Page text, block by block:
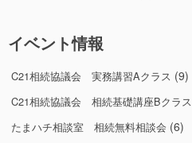
イベント情報
C21相続協議会 実務講習Aクラス (9)
C21相続協議会 相続基礎講座Bクラス
たまハチ相談室 相続無料相談会 (6)